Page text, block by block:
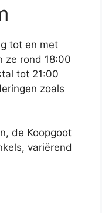
tot en met
ze rond 18:00
tot 21:00
zoals
de Koopgoot
variërend